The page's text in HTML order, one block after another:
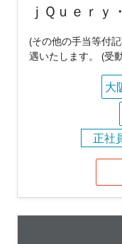
ｊＱｕｅｒ
(その他の手当等付
遇いたします。 (受
大
正社